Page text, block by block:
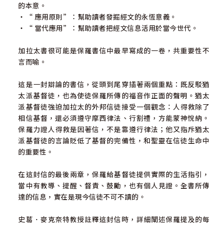
的本意。
‧“ 應用原則”：幫助讀者發掘經文的永恆意義。
‧“ 當代應用”：幫助讀者把經文信息活用於當今世代。
加拉太書很可能是保羅書信中最早寫成的一卷，共重要性不
言而喻。
這是一封辯論的書信，從頭到尾穿插著兩個重點：既反駁猶
太派基督徒，也為使徒保羅所傳的福音作正面的聲明。猶太
派基督徒強迫加拉太的外邦信徒接受一個觀念：人得救除了
相信基督，還必須遵守摩西律法、行割禮，方能蒙神悅納。
保羅力證人得救是因著信，不是靠遵行律法；他又指斥猶太
派基督徒的言論貶低了基督的完備性，和聖靈在信徒生命中
的重要性。
在這封信的最後兩章，保羅給基督徒提供實際的生活指引，
當中有教導、提醒、督責、鼓勵，也有個人見證。全書所傳
達的信息，實在是現今信徒不可不讀的。
史葛．麥克奈特教授註釋這封信時，詳細闡述保羅提及的每